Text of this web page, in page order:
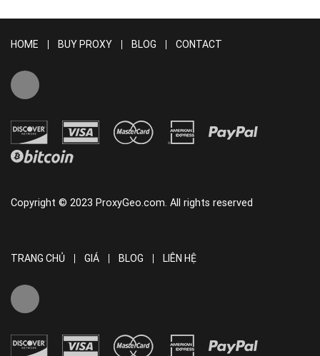
HOME BUY PROXY BLOG CONTACT
Copyright © 2023 ProxyGeo.com. All rights reserved
TRANG CHỦ GIÁ BLOG LIÊN HỆ